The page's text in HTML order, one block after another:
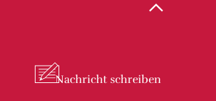
Nachricht schreiben